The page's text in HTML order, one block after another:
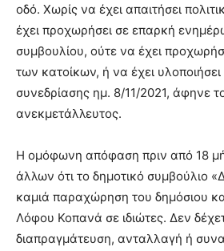
οδό. Χωρίς να έχει απαιτήσει
έχει προχωρήσει σε επαρκή
συμβουλίου, ούτε να έχει
των κατοίκων, ή να έχει
συνεδρίασης ημ. 8/11/2021, άφηνε
ανεκμετάλλευτος.
Η ομόφωνη απόφαση πριν από 18
άλλων ότι το δημοτικό συμβούλιο
καμιά παραχώρηση του δημόσιου
Λόφου Κοπανά σε ιδιώτες. Δεν
διαπραγμάτευση, ανταλλαγή ή